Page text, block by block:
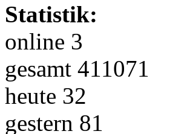
Statistik:
online 3
gesamt 411071
heute 32
gestern 81